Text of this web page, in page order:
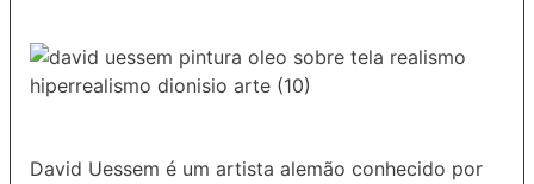
David Uessem é um artista alemão conhecido por